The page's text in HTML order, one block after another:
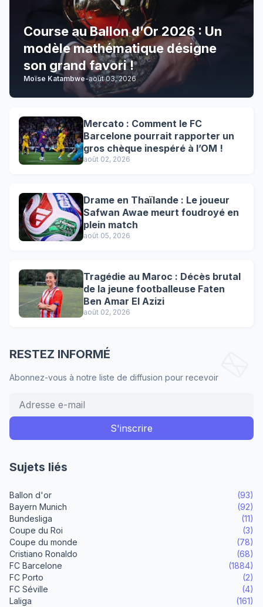
Course au Ballon d’Or 2026 : Un
modèle mathématique désigne
son grand favori !
Moïse Katambwe-août 03, 2026
Mercato : Comment le FC
Barcelone pourrait rapporter un
gros chèque inespéré à l’OM !
août 02, 2026
Drame en Thaïlande : Le joueur
Safwan Awae meurt foudroyé en
plein match
août 05, 2026
Tragédie au Maroc : Décès brutal
de la jeune footballeuse Faten
Ben Amar El Azizi
août 02, 2026
RESTEZ INFORMÉ
Abonnez-vous à notre liste de diffusion pour recevoir
Sujets liés
Ballon d'or
(93)
Bayern Munich
(92)
Bundesliga
(11)
Coupe du Roi
(3)
Coupe du monde
(78)
Cristiano Ronaldo
(68)
FC Barcelone
(1884)
FC Porto
(2)
FC Séville
(4)
Laliga
(161)